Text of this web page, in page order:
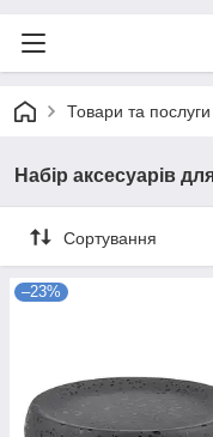
Товари та послуги
Набір аксесуарів
Сортування
–23%